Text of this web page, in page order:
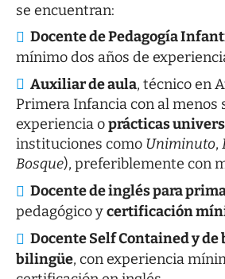
se encuentran:
Docente de Pedagogía
mínimo dos años de
Auxiliar de aula, técnico en
Primera Infancia con al menos
experiencia oprácticas
instituciones como Uniminuto,
Bosque), preferiblemente con
Docente de inglés para
pedagógico ycertificación
Docente Self Contained y
bilingüe, con experiencia